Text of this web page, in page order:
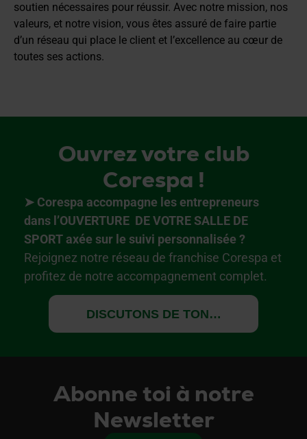
soutien nécessaires pour réussir. Avec notre mission, nos
valeurs, et notre vision, vous êtes assuré de faire partie
d’un réseau qui place le client et l’excellence au cœur de
toutes ses actions.
Ouvrez votre club
Corespa !
➤ Corespa accompagne les entrepreneurs
dans l’OUVERTURE DE VOTRE SALLE DE
SPORT axée sur le suivi personnalisée ?
Rejoignez notre réseau de franchise Corespa et
profitez de notre accompagnement complet.
DISCUTONS DE TON PROJET
Abonne toi à notre
Newsletter